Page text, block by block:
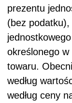
prezentu
(bez
określonego
towaru.
według
według ceny